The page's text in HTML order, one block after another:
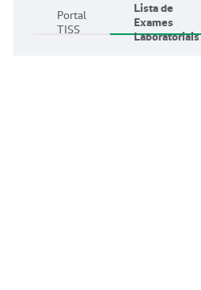
Portal
TISS
Lista de
Exames
Laboratoriais